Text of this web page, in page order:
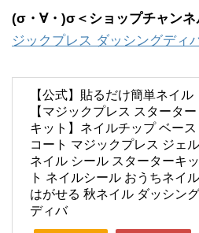
(σ・∀・)σ＜ショップチャン
ジックプレス ダッシングディ
【公式】貼るだけ簡単ネイル
【マジックプレス スターター
キット】ネイルチップ ベース
コート マジックプレス ジェル
ネイル シール スターターキッ
ト ネイルシール おうちネイル
はがせる 秋ネイル ダッシング
ディバ